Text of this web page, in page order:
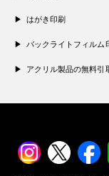
はがき印刷
バックライトフィルム
アクリル製品の無料引